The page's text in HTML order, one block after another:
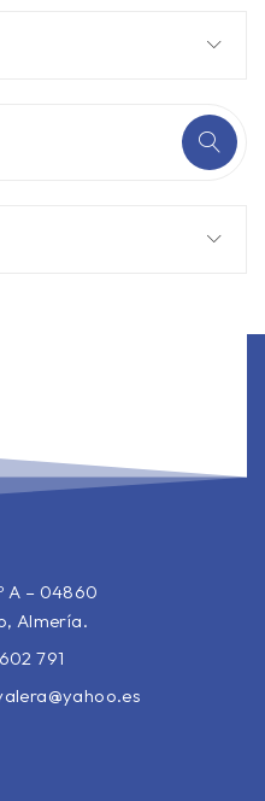
A – 04860
Almería.
791